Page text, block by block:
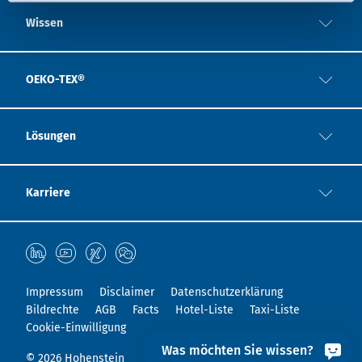
widerrufen.
Wissen
OEKO-TEX®
Lösungen
Karriere
Impressum Disclaimer
Datenschutzerklärung
Bildrechte
AGB Facts Hotel-Liste
Taxi-Liste
Cookie-Einwilligung
© 2026 Hohenstein
Was möchten Sie wissen?